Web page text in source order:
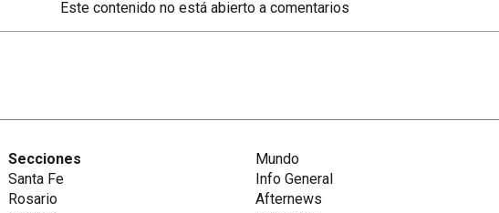
Este contenido no está abierto a comentarios
Secciones
Santa Fe
Rosario
Mundo
Info General
Afternews